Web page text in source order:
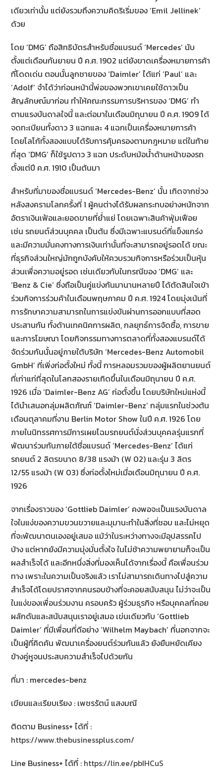
เดียวเท่านั้น แต่ยังรวมถึงความคิดริเริ่มของ ‘Emil Jellinek’
ด้วย
โดย ‘DMG’ ถือสิทธิบัตรสำหรับชื่อแบรนด์ ‘Mercedes’ นับ
ตั้งแต่เดือนกันยายน ปี ค.ศ. 1902 แต่ยังขาดเครื่องหมายการค้า
ที่โดดเด่น ตอนนั้นลูกชายของ ‘Daimler’ ได้แก่ ‘Paul’ และ
‘Adolf’ จำได้ว่าก่อนหน้านี้พ่อของพวกเขาเคยใช้ดาวเป็น
สัญลักษณ์มาก่อน ทำให้คณะกรรมการบริหารของ ‘DMG’ ทำ
ตามแรงบันดาลใจนี้ และต่อมาในเดือนมิถุนายน ปี ค.ศ. 1909 ได้
จดทะเบียนทั้งดาว 3 แฉกและ 4 แฉกเป็นเครื่องหมายการค้า
โดยโลโก้ทั้งสองแบบได้รับการคุ้มครองตามกฎหมาย แต่ในท้าย
ที่สุด ‘DMG’ ก็ใช้รูปดาว 3 แฉก ประดับหม้อน้ำด้านหน้าของรถ
ตั้งแต่ปี ค.ศ. 1910 เป็นต้นมา
สำหรับที่มาของชื่อแบรนด์ ‘Mercedes-Benz’ นั้น เกิดจากช่วง
หลังสงครามโลกครั้งที่ 1 ผู้คนต่างได้รับผลกระทบอย่างหนักจาก
อัตราเงินเฟ้อและยอดขายที่ย่ำแย่ โดยเฉพาะสินค้าฟุ่มเฟือย
เช่น รถยนต์ส่วนบุคคล เป็นต้น ซึ่งมีเฉพาะแบรนด์ที่แข็งแกร่ง
และมีความมั่นคงทางการเงินเท่านั้นที่จะสามารถอยู่รอดได้ ขณะ
ที่ธุรกิจส่วนใหญ่มักถูกบังคับให้ควบรวมกิจการหรือร่วมเป็นหุ้น
ส่วนเพื่อความอยู่รอด เช่นเดียวกับในกรณีของ ‘DMG’ และ
‘Benz & Cie’ ซึ่งถือเป็นคู่แข่งกันมานานหลายปี ได้ตัดสินใจเข้า
ร่วมกิจการร่วมค้าในเดือนพฤษภาคม ปี ค.ศ. 1924 โดยมุ่งเน้นที่
การรักษาความสามารถในการแข่งขันผ่านการออกแบบที่สอด
ประสานกัน ทั้งด้านเทคนิคการผลิต, กลยุทธ์การจัดซื้อ, การขาย
และการโฆษณา โดยกิจกรรมทางการตลาดที่ทั้งสองแบรนด์ได้
จัดร่วมกันนั้นอยู่ภายใต้บริษัท ‘Mercedes-Benz Automobil
GmbH’ ที่เพิ่งก่อตั้งใหม่ ทั้งนี้ การหลอมรวมของผู้ผลิตยานยนต์
ที่เก่าแก่ที่สุดในโลกสองรายเกิดขึ้นในเดือนมิถุนายน ปี ค.ศ.
1926 เมื่อ ‘Daimler-Benz AG’ ก่อตั้งขึ้น โดยบริษัทใหม่แห่งนี้
ได้นำเสนอกลุ่มผลิตภัณฑ์ ‘Daimler-Benz’ กลุ่มแรกในช่วงต้น
เดือนตุลาคมที่งาน Berlin Motor Show ในปี ค.ศ. 1926 โดย
ภายในนิทรรศการมีการเผยโฉมรถยนต์นั่งส่วนบุคคลรุ่นแรกที่
พัฒนาร่วมกันภายใต้ชื่อแบรนด์ ‘Mercedes-Benz’ ได้แก่
รถยนต์ 2 ลิตรขนาด 8/38 แรงม้า (W 02) และรุ่น 3 ลิตร
12/55 แรงม้า (W 03) ซึ่งก่อตั้งใหม่เมื่อเดือนมิถุนายน ปี ค.ศ.
1926
จากเรื่องราวของ ‘Gottlieb Daimler’ คงพอจะเป็นแรงบันดาล
ใจในแง่ของความขวนขวายและมุมานะทำในสิ่งที่ชอบ และไม่หยุด
ที่จะพัฒนาตนเองอยู่เสมอ แม้ว่าในระหว่างทางจะมีอุปสรรคไป
บ้าง แต่หากยังมีความมุ่งมั่นตั้งใจ ในไม่ช้าความพยายามก็จะเป็น
ผลสำเร็จได้ และอีกหนึ่งสิ่งที่มองเห็นได้จากเรื่องนี้ คือเพื่อนร่วม
ทาง เพราะในความเป็นจริงแล้ว เราไม่สามารถเดินทางไปสู่ความ
สำเร็จได้โดยปราศจากคนรอบข้างที่จะคอยสนับสนุน ไม่ว่าจะเป็น
ในแง่ของเพื่อนร่วมงาน ครอบครัว ผู้ร่วมธุรกิจ หรือบุคคลที่คอย
ผลักดันและสนับสนุนเราอยู่เสมอ เข่นเดียวกับ ‘Gottlieb
Daimler’ ที่มีเพื่อนที่ดีอย่าง ‘Wilhelm Maybach’ ที่นอกจากจะ
เป็นผู้ที่คิดค้น พัฒนาเครื่องยนต์ร่วมกันแล้ว ยังยืนหยัดเคียง
ข้างคู่หูจนประสบความสำเร็จไปด้วยกัน
ที่มา : mercedes-benz
เขียนและเรียบเรียง : เพชรรัตน์ แสงมณี
ติดตาม Business+ ได้ที่ :
https://www.thebusinessplus.com/
Line Business+ ได้ที่ : https://lin.ee/pbIHCuS